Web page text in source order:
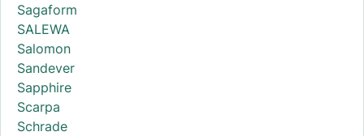
Sagaform
SALEWA
Salomon
Sandever
Sapphire
Scarpa
Schrade